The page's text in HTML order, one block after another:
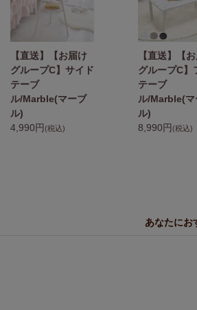
【直送】【お届け
グループC】サイド
テーブ
ル/Marble(マーブ
ル)
4,990円 (税込)
【直送】【
グループC】
テーブ
ル/Marble(マ
ル)
8,990円 (税込)
あなたにお